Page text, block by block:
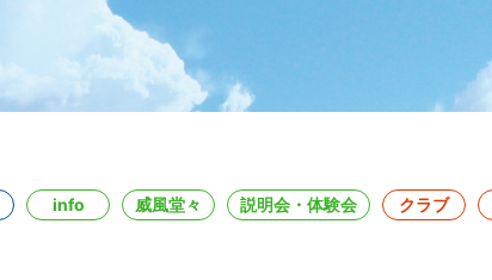
info 威風堂々 説明会・体験会 クラブ